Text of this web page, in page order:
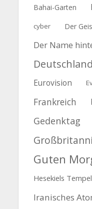
Bahai-Garten
cyber Der
Der Name
Deutschland
Eurovision
Frankreich
Gedenktag
Guten
Hesekiels Tempel
Iranisches